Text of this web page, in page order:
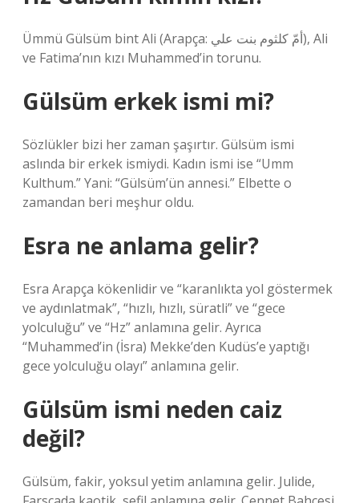
Ümmü Gülsüm bint Ali (Arapça: أمّ كلثوم بنت علي), Ali
ve Fatima’nın kızı Muhammed’in torunu.
Gülsüm erkek ismi mi?
Sözlükler bizi her zaman şaşırtır. Gülsüm ismi
aslında bir erkek ismiydi. Kadın ismi ise “Umm
Kulthum.” Yani: “Gülsüm’ün annesi.” Elbette o
zamandan beri meşhur oldu.
Esra ne anlama gelir?
Esra Arapça kökenlidir ve “karanlıkta yol göstermek
ve aydınlatmak”, “hızlı, hızlı, süratli” ve “gece
yolculuğu” ve “Hz” anlamına gelir. Ayrıca
“Muhammed’in (İsra) Mekke’den Kudüs’e yaptığı
gece yolculuğu olayı” anlamına gelir.
Gülsüm ismi neden caiz
değil?
Gülsüm, fakir, yoksul yetim anlamına gelir. Julide,